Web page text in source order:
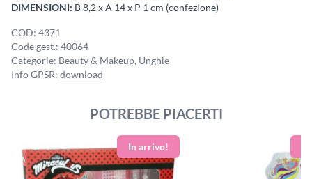
DIMENSIONI: B 8,2 x A 14 x P 1 cm (confezione)
COD: 4371
Code gest.: 40064
Categorie: Beauty & Makeup, Unghie
Info GPSR: download
POTREBBE PIACERTI